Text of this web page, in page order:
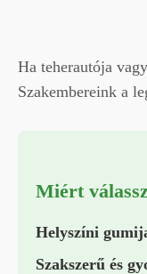
Ha teherautója
Szakembereink a
Miért
Helyszíni
Szakszerű és